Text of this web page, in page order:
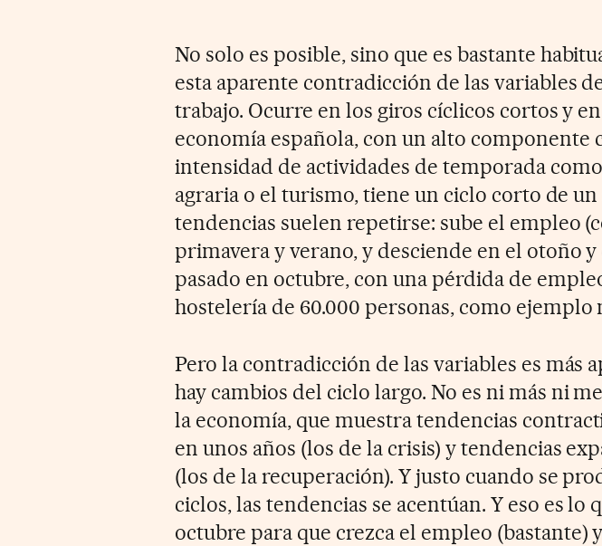
No solo es posible, sino que es bastante
esta aparente contradicción de las variables
trabajo. Ocurre en los giros cíclicos cortos y
economía española, con un alto componente
intensidad de actividades de temporada
agraria o el turismo, tiene un ciclo corto de un
tendencias suelen repetirse: sube el empleo
primavera y verano, y desciende en el otoño
pasado en octubre, con una pérdida de
hostelería de 60.000 personas, como ejemplo
Pero la contradicción de las variables es más
hay cambios del ciclo largo. No es ni más ni
la economía, que muestra tendencias
en unos años (los de la crisis) y tendencias
(los de la recuperación). Y justo cuando se
ciclos, las tendencias se acentúan. Y eso es lo
octubre para que crezca el empleo (bastante)